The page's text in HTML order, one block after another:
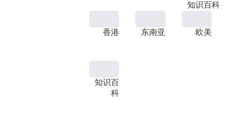
知识百科
香港 东南亚 欧美
知识百
科